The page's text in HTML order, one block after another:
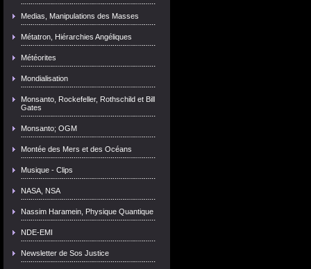
Medias, Manipulations des Masses
Métatron, Hiérarchies Angéliques
Météorites
Mondialisation
Monsanto, Rockefeller, Rothschild et Bill
Gates
Monsanto; OGM
Montée des Mers et des Océans
Musique - Clips
NASA, NSA
Nassim Haramein, Physique Quantique
NDE-EMI
Newsletter de Sos Justice